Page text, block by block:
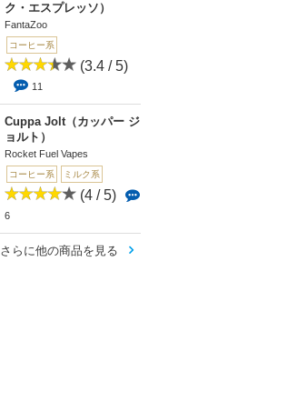
ク・エスプレッソ）
FantaZoo
コーヒー系
(3.4 / 5)
11
Cuppa Jolt（カッパー ジ
ョルト）
Rocket Fuel Vapes
コーヒー系 ミルク系
(4 / 5)
6
さらに他の商品を見る